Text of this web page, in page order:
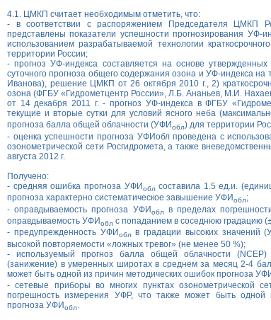
4.1. ЦМКП считает необходимым отметить, что:
- в соответствии с распоряжением Председателя ЦМКП
представлены показатели успешности прогнозирования УФ-
использованием разрабатываемой технологии
территории России;
- прогноз УФ-индекса составляется на основе
суточного прогноза общего содержания озона и УФ-индекса
Иванова), решение ЦМКП от 26 октября 2010 г., 2)
озона (ФГБУ «Гидрометцентр России», Л.Б. Ананьев, М.И.
от 14 декабря 2011 г. - прогноз УФ-индекса в ФГБУ
текущие и вторые сутки для условий ясного неба
прогноза балла общей облачности (УФИобл) для территории
- оценка успешности прогноза УФИобл проведена с
озонометрической сети Росгидромета, а также
августа 2012 г.
Получено:
- средняя ошибка прогноза УФИоблсоставила 1.5 ед.и.
прогноза характерно систематическое завышение УФИобл;
- оправдываемость прогноза УФИоблв пределах
оправдываемость УФИобл с попаданием в соседнюю градацию
- предупрежденность УФИоблв градации высоких значений
высокой повторяемости «ложных тревог» (не менее 50 %);
- используемый прогноз балла общей облачности (NCEP)
(занижение) в умеренных широтах в среднем за месяц 2-4
может быть одной из причин методических ошибок прогноза
- сетевые приборы во многих пунктах озонометрической
погрешность измерения УФР, что также может быть одной
прогноза УФИобл.